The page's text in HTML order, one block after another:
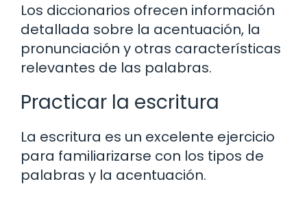
Los diccionarios ofrecen información
detallada sobre la acentuación, la
pronunciación y otras características
relevantes de las palabras.
Practicar la escritura
La escritura es un excelente ejercicio
para familiarizarse con los tipos de
palabras y la acentuación.